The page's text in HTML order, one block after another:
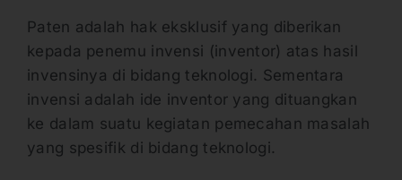
Paten adalah hak eksklusif yang diberikan
kepada penemu invensi (inventor) atas hasil
invensinya di bidang teknologi. Sementara
invensi adalah ide inventor yang dituangkan
ke dalam suatu kegiatan pemecahan masalah
yang spesifik di bidang teknologi.